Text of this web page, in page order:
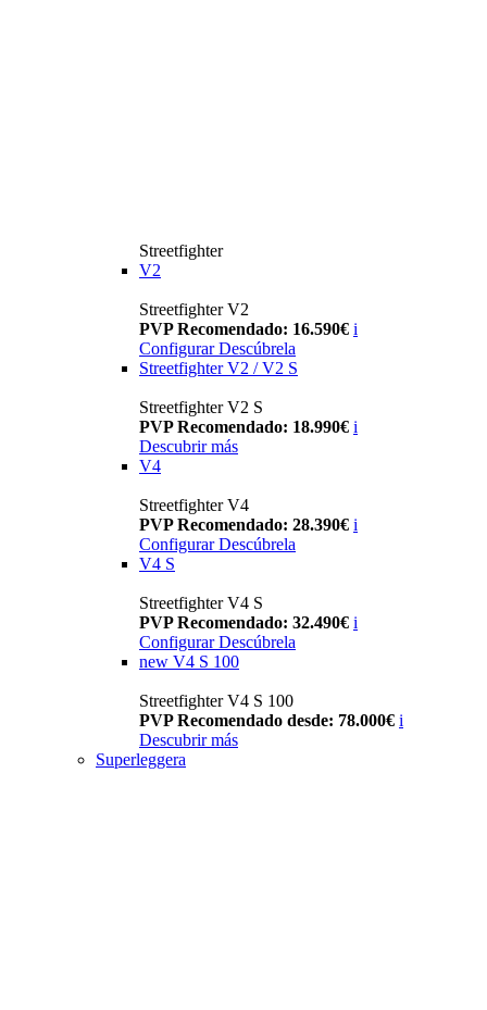
Streetfighter
V2
Streetfighter V2
PVP Recomendado: 16.590€ i
Configurar Descúbrela
Streetfighter V2 / V2 S
Streetfighter V2 S
PVP Recomendado: 18.990€ i
Descubrir más
V4
Streetfighter V4
PVP Recomendado: 28.390€ i
Configurar Descúbrela
V4 S
Streetfighter V4 S
PVP Recomendado: 32.490€ i
Configurar Descúbrela
new V4 S 100
Streetfighter V4 S 100
PVP Recomendado desde: 78.000€ i
Descubrir más
Superleggera